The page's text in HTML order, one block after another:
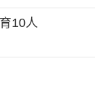
10人